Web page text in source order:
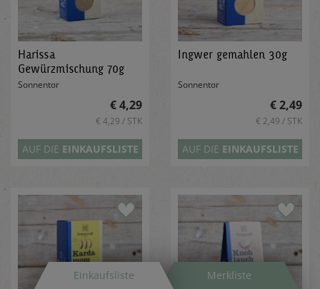
Einkaufsliste Merkliste
Harissa
Gewürzmischung 70g
Sonnentor
€ 4,29
€ 4,29 / STK
AUF DIE EINKAUFSLISTE
Ingwer gemahlen 30g
Sonnentor
€ 2,49
€ 2,49 / STK
AUF DIE EINKAUFSLISTE